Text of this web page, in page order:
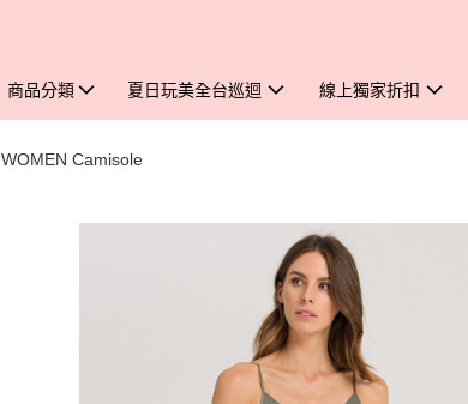
商品分類 夏日玩美全台巡迴 線上獨家折扣
WOMEN Camisole